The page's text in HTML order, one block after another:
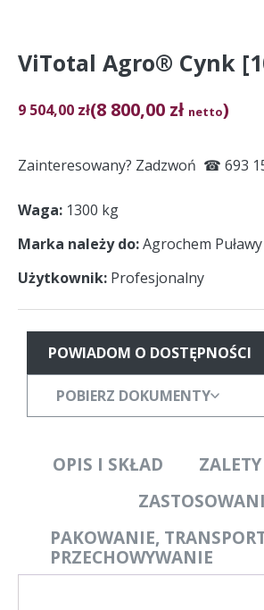
ViTotal Agro® Cynk
9 504,00 zł(8 800,00 zł netto)
Zainteresowany? Zadzwoń ☎ 693
Waga 1300 kg
Marka należy do Agrochem Puławy
Użytkownik Profesjonalny
POWIADOM O DOSTĘPNOŚCI
POBIERZ DOKUMENTY
OPIS I SKŁAD
PAKOWANIE,
PRZECHOWYWANIE